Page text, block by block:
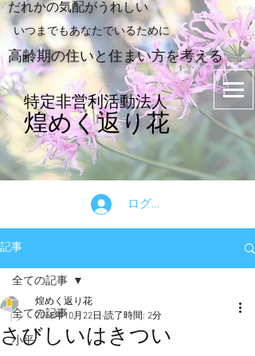
​だれかの気配がうれしい
​いつまでもあなたでいるために
​高齢期の住いと住まい方を考える
特定非営利活動法人
煌めく返り花
ログイン
記事
全ての記事
小平
全ての記事
さびしいはきつい
煌めく返り花
2018年10月22日 読了時間: 2分